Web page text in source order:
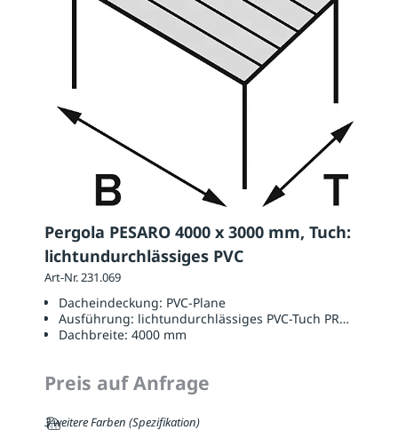
Pergola PESARO 4000 x 3000 mm, Tuch:
lichtundurchlässiges PVC
Art-Nr. 231.069
Dacheindeckung: PVC-Plane
Ausführung: lichtundurchlässiges PVC-Tuch
Dachbreite: 4000 mm
Preis auf Anfrage
3 weitere Farben (Spezifikation)